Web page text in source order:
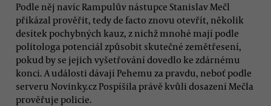
Podle něj navíc Rampulův nástupce Stanislav Mečl
přikázal prověřit, tedy de facto znovu otevřít, několik
desítek pochybných kauz, z nichž mnohé mají podle
politologa potenciál způsobit skutečné zemětřesení,
pokud by se jejich vyšetřování dovedlo ke zdárnému
konci. A události dávají Pehemu za pravdu, neboť podle
serveru Novinky.cz Pospíšila právě kvůli dosazení Mečla
prověřuje policie.